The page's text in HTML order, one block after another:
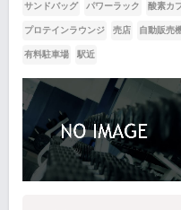
サンドバッグ パワーラック 酸素カ
プロテインラウンジ 売店 自動販売
有料駐車場 駅近